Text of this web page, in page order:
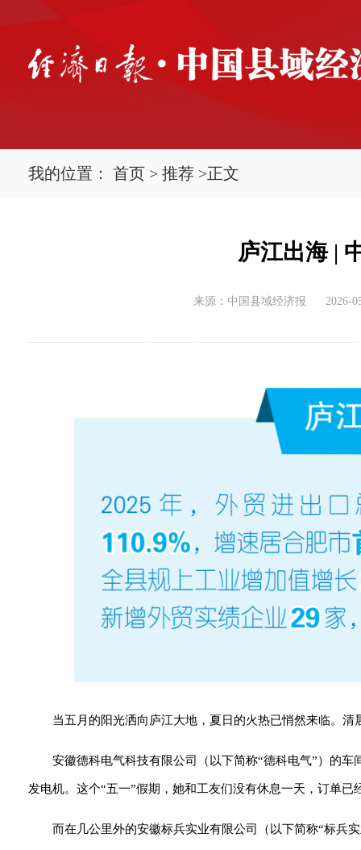
我的位置： 首页 > 推荐 >正文
庐江出海 |
来源：中国县域经济报 2026-
当五月的阳光洒向庐江大地，夏日的火热已悄然来临。
安徽德科电气科技有限公司（以下简称“德科电气”）的
发电机。这个“五一”假期，她和工友们没有休息一天，订单
而在几公里外的安徽标兵实业有限公司（以下简称“标兵